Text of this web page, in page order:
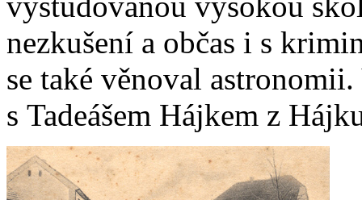
nezkušení a občas i s
se také věnoval
s Tadeášem Hájkem z